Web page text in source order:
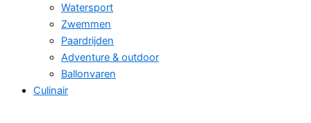
Watersport
Zwemmen
Paardrijden
Adventure & outdoor
Ballonvaren
Culinair